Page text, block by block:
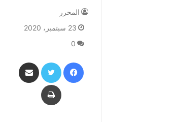
المحرر
23 سبتمبر، 2020
0
فيسبوك تويتر
طباعة